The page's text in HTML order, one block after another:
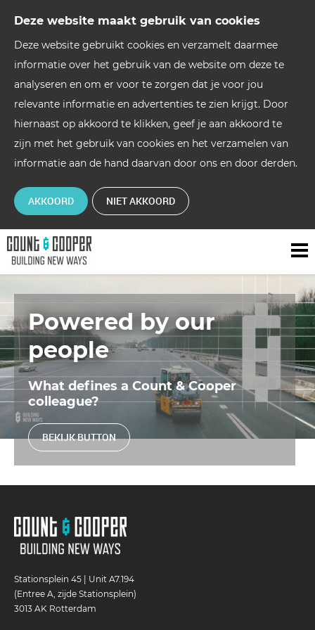
Deze website maakt gebruik van cookies
Deze website gebruikt cookies en verzamelt daarmee
informatie over het gebruik van de website om deze te
analyseren en om er voor te zorgen dat je voor jou
relevante informatie en advertenties te zien krijgt. Door
hiernaast op akkoord te klikken, geef je aan akkoord te
zijn met het gebruik van cookies en het verzamelen van
informatie aan de hand daarvan door ons en door derden.
AKKOORD NIET AKKOORD
Powered by our
people
What defines a Count & Cooper
colleague?
BEKIJK BUTTON
Stationsplein 45 | Unit A7.194
(Entree A, zijde Stationsplein)
3013 AK Rotterdam